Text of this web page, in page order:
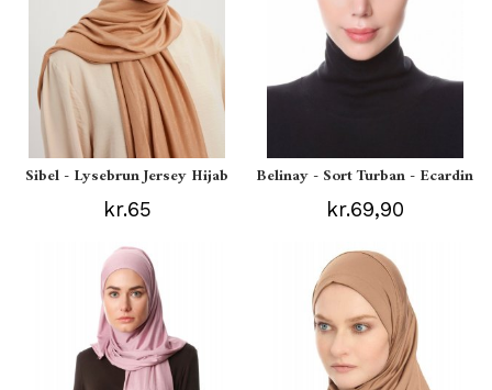
Sibel - Lysebrun Jersey Hijab
kr.65
Belinay - Sort Turban - Ecardin
kr.69,90